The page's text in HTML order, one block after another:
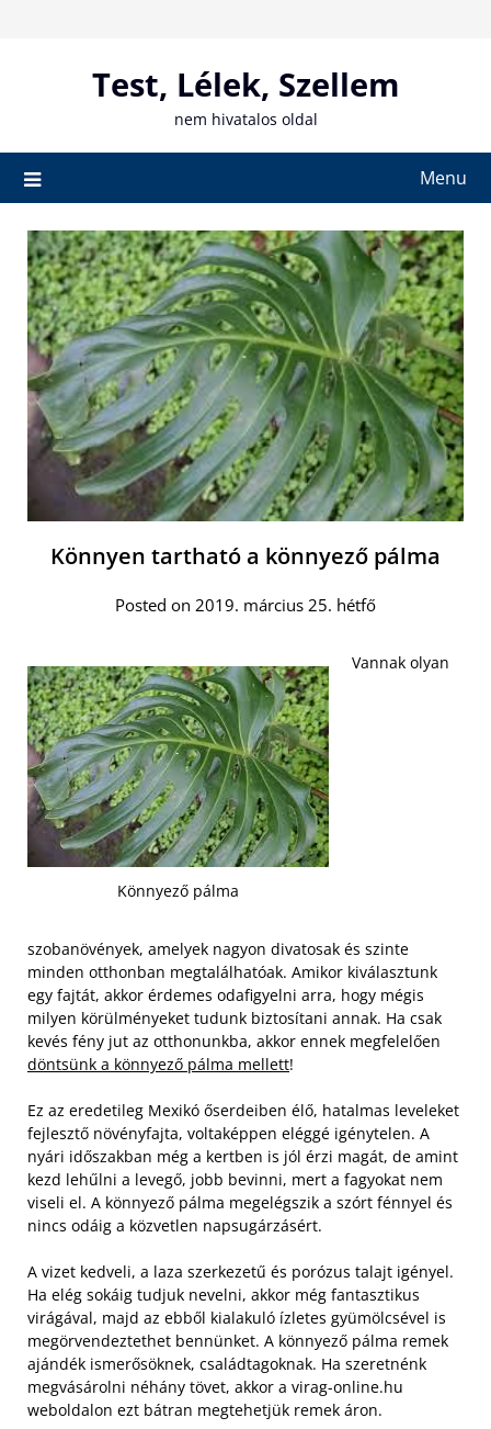
Test, Lélek, Szellem
nem hivatalos oldal
Menu
Könnyen tartható a könnyező pálma
Posted on 2019. március 25. hétfő
Könnyező pálma
Vannak olyan
szobanövények, amelyek nagyon divatosak és szinte
minden otthonban megtalálhatóak. Amikor kiválasztunk
egy fajtát, akkor érdemes odafigyelni arra, hogy mégis
milyen körülményeket tudunk biztosítani annak. Ha csak
kevés fény jut az otthonunkba, akkor ennek megfelelően
döntsünk a könnyező pálma mellett!
Ez az eredetileg Mexikó őserdeiben élő, hatalmas leveleket
fejlesztő növényfajta, voltaképpen eléggé igénytelen. A
nyári időszakban még a kertben is jól érzi magát, de amint
kezd lehűlni a levegő, jobb bevinni, mert a fagyokat nem
viseli el. A könnyező pálma megelégszik a szórt fénnyel és
nincs odáig a közvetlen napsugárzásért.
A vizet kedveli, a laza szerkezetű és porózus talajt igényel.
Ha elég sokáig tudjuk nevelni, akkor még fantasztikus
virágával, majd az ebből kialakuló ízletes gyümölcsével is
megörvendeztethet bennünket. A könnyező pálma remek
ajándék ismerősöknek, családtagoknak. Ha szeretnénk
megvásárolni néhány tövet, akkor a virag-online.hu
weboldalon ezt bátran megtehetjük remek áron.